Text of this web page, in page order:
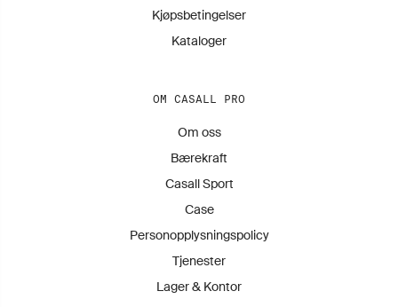
Kjøpsbetingelser
Kataloger
OM CASALL PRO
Om oss
Bærekraft
Casall Sport
Case
Personopplysningspolicy
Tjenester
Lager & Kontor